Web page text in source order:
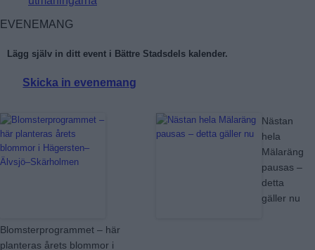
EVENEMANG
Lägg själv in ditt event i Bättre Stadsdels kalender.
Skicka in evenemang
Blomsterprogrammet – här
planteras årets blommor i
Nästan
hela
Mälaräng
pausas –
detta
gäller nu